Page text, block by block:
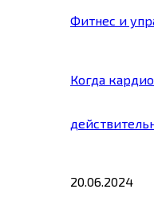
Фитнес и
Когда
20.06.2024